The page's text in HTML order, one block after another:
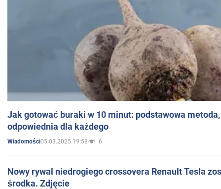
Jak gotować buraki w 10 minut: podstawowa
odpowiednia dla każdego
Wiadomości05.03.2025 19:58 6
Nowy rywal niedrogiego crossovera Renault Tesla
środka. Zdjęcie